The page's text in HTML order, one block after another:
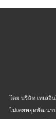
โดย บริษัท เทเลอิ
ไม่เคยหยุดพัฒนา